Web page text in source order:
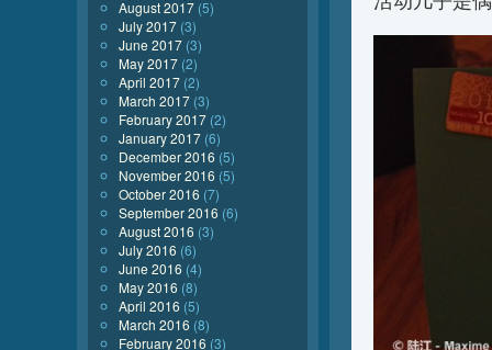
August 2017 (5)
July 2017 (3)
June 2017 (3)
May 2017 (2)
April 2017 (2)
March 2017 (3)
February 2017 (2)
January 2017 (6)
December 2016 (5)
November 2016 (5)
October 2016 (7)
September 2016 (6)
August 2016 (3)
July 2016 (6)
June 2016 (4)
May 2016 (8)
April 2016 (5)
March 2016 (8)
February 2016 (3)